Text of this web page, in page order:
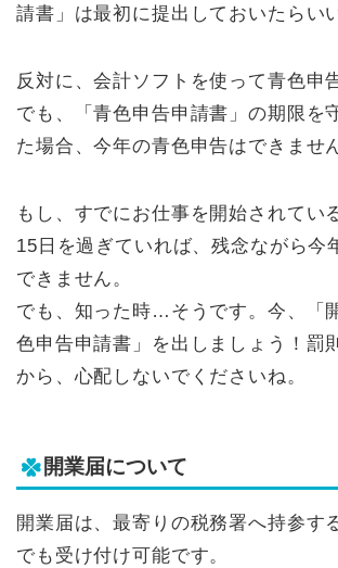
請書」は最初に提出しておいたらい
反対に、会計ソフトを使って青色申
でも、「青色申告申請書」の期限を
た場合、今年の青色申告はできませ
もし、すでにお仕事を開始されてい
15日を過ぎていれば、残念ながら今
できません。
でも、知った時…そうです。今、「
色申告申請書」を出しましょう！罰
から、心配しないでくださいね。
開業届について
開業届は、最寄りの税務署へ持参す
でも受け付け可能です。